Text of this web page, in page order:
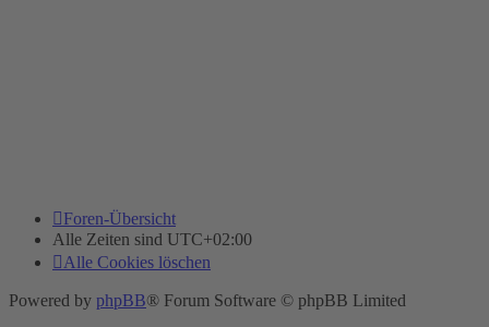
Foren-Übersicht
Alle Zeiten sind UTC+02:00
Alle Cookies löschen
Powered by phpBB® Forum Software © phpBB Limited